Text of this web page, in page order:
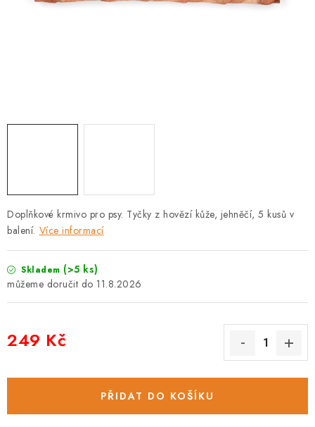
Výměna, vrácení a reklamace
FAQ
Doplňkové krmivo pro psy. Tyčky z hovězí kůže, jehněčí, 5 kusů v
balení. Více informací
Skladem (>5 ks)
11.8.2026
249 Kč
PŘIDAT DO KOŠÍKU